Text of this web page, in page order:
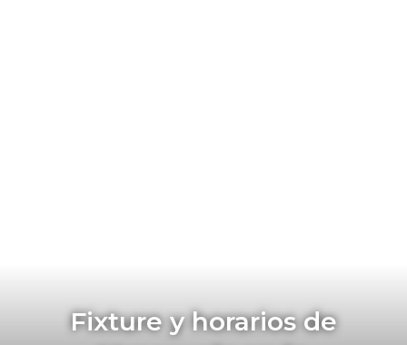
Fixture y horarios de